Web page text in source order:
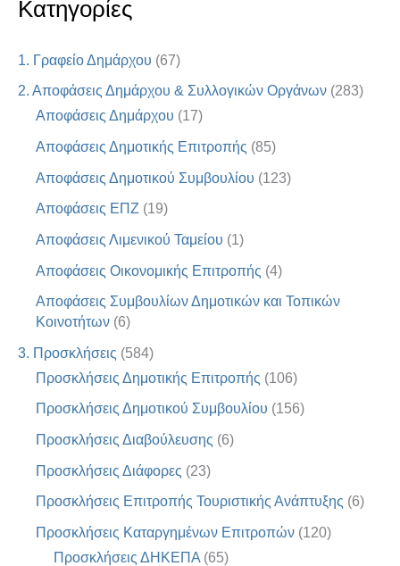
Κατηγορίες
1. Γραφείο Δημάρχου (67)
2. Αποφάσεις Δημάρχου & Συλλογικών Οργάνων (283)
Αποφάσεις Δημάρχου (17)
Αποφάσεις Δημοτικής Επιτροπής (85)
Αποφάσεις Δημοτικού Συμβουλίου (123)
Αποφάσεις ΕΠΖ (19)
Αποφάσεις Λιμενικού Ταμείου (1)
Αποφάσεις Οικονομικής Επιτροπής (4)
Αποφάσεις Συμβουλίων Δημοτικών και Τοπικών
Κοινοτήτων (6)
3. Προσκλήσεις (584)
Προσκλήσεις Δημοτικής Επιτροπής (106)
Προσκλήσεις Δημοτικού Συμβουλίου (156)
Προσκλήσεις Διαβούλευσης (6)
Προσκλήσεις Διάφορες (23)
Προσκλήσεις Επιτροπής Τουριστικής Ανάπτυξης (6)
Προσκλήσεις Καταργημένων Επιτροπών (120)
Προσκλήσεις ΔΗΚΕΠΑ (65)